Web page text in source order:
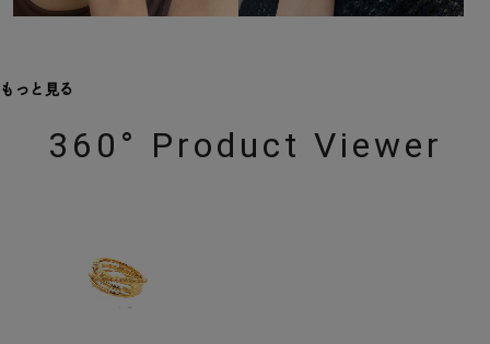
もっと見る
360° Product Viewer